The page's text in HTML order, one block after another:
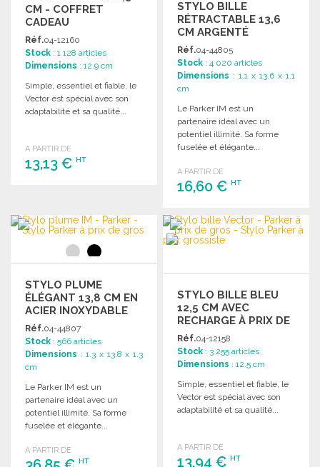
CM - COFFRET
CADEAU
Réf.04-12160
Stock : 1 128 articles
Dimensions : 12.9 cm
Simple, essentiel et fiable, le
Vector est spécial avec son
adaptabilité et sa qualité...
A PARTIR DE
13,13 € HT
Demander un devis
STYLO BILLE
RÉTRACTABLE 13,6
CM ARGENTÉ
Réf.04-44805
Stock : 4 020 articles
Dimensions : 1.1 x 13.6 x 1.1
cm
Le Parker IM est un
partenaire idéal avec un
potentiel illimité. Sa forme
fuselée et élégante...
A PARTIR DE
16,60 €HT
COMMANDER
Demander un devis
STYLO PLUME
ÉLÉGANT 13,8 CM EN
ACIER INOXYDABLE
Réf.04-44807
Stock : 566 articles
Dimensions : 1.3 x 13.8 x 1.3
cm
Le Parker IM est un
partenaire idéal avec un
potentiel illimité. Sa forme
fuselée et élégante...
A PARTIR DE
HT
STYLO BILLE BLEU
12,5 CM AVEC
RECHARGE À PRIX DE
GROS
Réf.04-12158
Stock : 3 255 articles
Dimensions : 12.5 cm
Simple, essentiel et fiable, le
Vector est spécial avec son
adaptabilité et sa qualité...
A PARTIR DE
13,94 €HT